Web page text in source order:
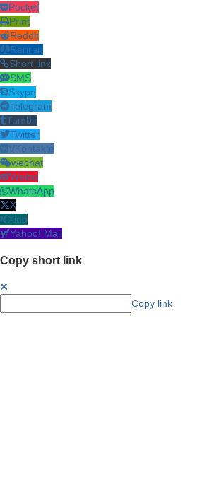
Pocket
Print
Reddit
Renren
Short link
SMS
Skype
Telegram
Tumblr
Twitter
VKontakte
wechat
Weibo
WhatsApp
X
Xing
Yahoo! Mail
Copy short link
Copy link